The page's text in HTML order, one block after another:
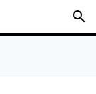
search